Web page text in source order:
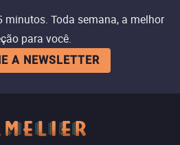
minutos. Toda semana, a melhor
para você.
A NEWSLETTER